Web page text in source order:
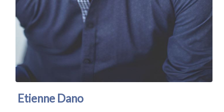
Etienne Dano